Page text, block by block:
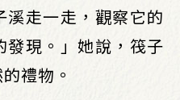
走一走，觀察它的
發現。」她說，筏子
禮物。